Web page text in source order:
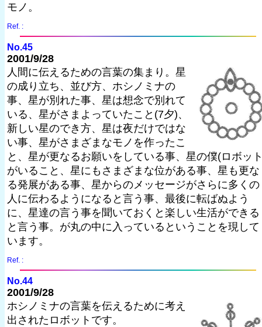
モノ。
Ref. :
No.45
2001/9/28
人間に伝えるための言葉の集まり。星
の成り立ち、並び方、ホシノミナの
事、星が別れた事、星は想念で別れて
いる、星がさまよっていたこと(7夕)、
新しい星のでき方、星は夜だけではな
い事、星がさまざまなモノを作ったこ
と、星が更なるお願いをしている事、星の僕(ロボッ
がいること、星にもさまざまな位がある事、星も更な
る発展がある事、星からのメッセージがさらに多くの
人に伝わるようになると言う事、最後に転ばぬよう
に、星達の言う事を聞いておくと楽しい生活ができる
と言う事。が丸の中に入っているということを現して
います。
Ref. :
No.44
2001/9/28
ホシノミナの言葉を伝えるために考え
出されたロボットです。